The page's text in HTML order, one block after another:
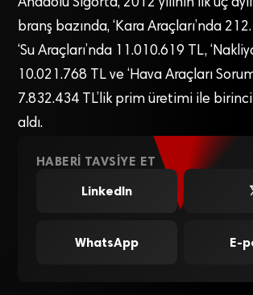
Anadolu Sigorta, 2012 yılının ilk üç
branş bazında, ‘Kara Araçları’nda
‘Su Araçları’nda 11.010.619 TL,
10.021.768 TL ve ‘Hava Araçları
7.832.434 TL’lik prim üretimi ile birinci
aldı.
HABERI TAVSIYE ET
LinkedIn
WhatsApp E-